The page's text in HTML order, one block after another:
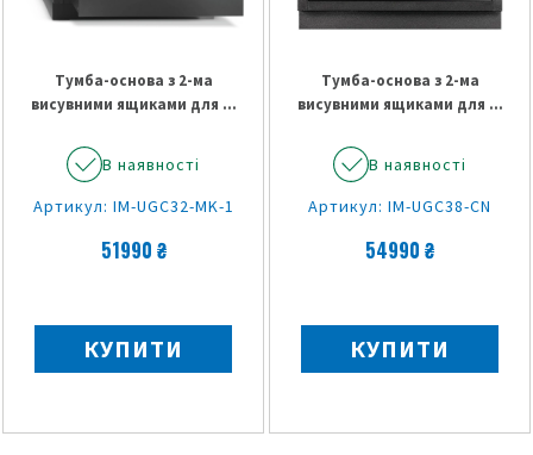
Тумба-основа з 2-ма
висувними ящиками для ...
В наявності
Артикул: IM-UGC32-MK-1
51990 ₴
КУПИТИ
Тумба-основа з 2-ма
висувними ящиками для ...
В наявності
Артикул: IM-UGC38-CN
54990 ₴
КУПИТИ